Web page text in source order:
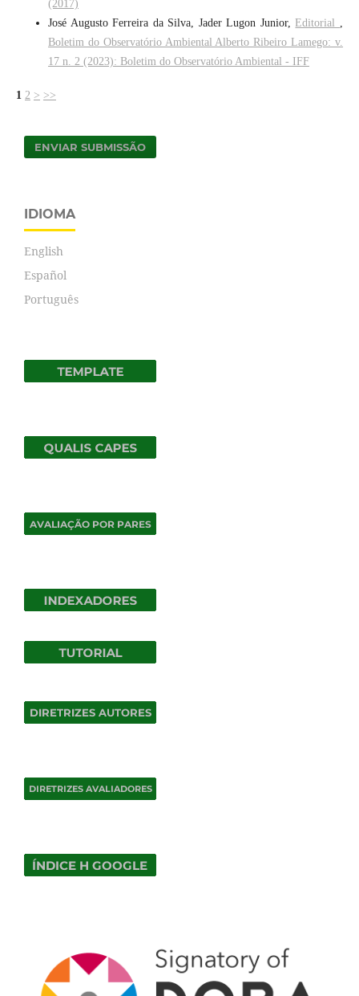
(2017)
José Augusto Ferreira da Silva, Jader Lugon Junior, Editorial ,
Boletim do Observatório Ambiental Alberto Ribeiro Lamego: v.
17 n. 2 (2023): Boletim do Observatório Ambiental - IFF
1 2 > >>
ENVIAR SUBMISSÃO
IDIOMA
English
Español
Português